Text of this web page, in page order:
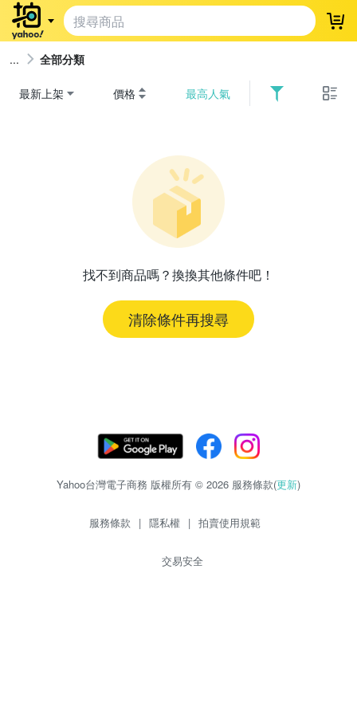
登
全部分類
最新上架 價格 最高人氣
找不到商品嗎？換換其他條件吧！
清除條件再搜尋
Yahoo台灣電子商務 版權所有 © 2026 服務條款(更新)
服務條款 | 隱私權 | 拍賣使用規範
交易安全